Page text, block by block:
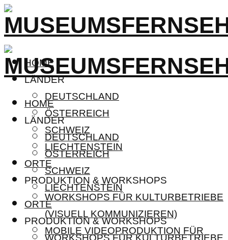
HOME
LÄNDER
DEUTSCHLAND
ÖSTERREICH
SCHWEIZ
LIECHTENSTEIN
ORTE
PRODUKTION & WORKSHOPS
WORKSHOPS FÜR KULTURBETRIEBE
(VISUELL KOMMUNIZIEREN)
MOBILE VIDEOPRODUKTION FÜR
HOME
LÄNDER
DEUTSCHLAND
ÖSTERREICH
SCHWEIZ
LIECHTENSTEIN
ORTE
PRODUKTION & WORKSHOPS
WORKSHOPS FÜR KULTURBETRIEBE